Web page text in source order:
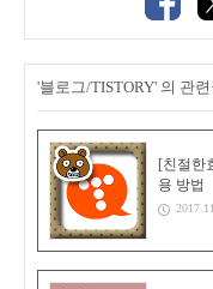
'블로그/TISTORY' 의 관련
[친절한
용 방법